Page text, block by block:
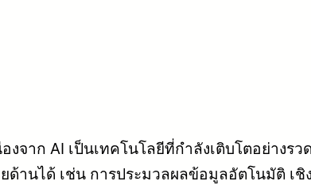
จาก AI เป็นเทคโนโลยีที่กำลังเติบโตอย่างรว
านได้ เช่น การประมวลผลข้อมูลอัตโนมัติ เชิ